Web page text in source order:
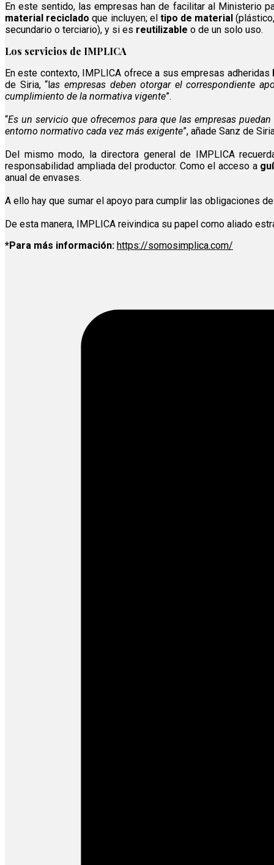
En este sentido, las empresas han de facilitar al Ministerio
material reciclado que incluyen; el tipo de material
secundario o terciario), y si es reutilizable o de un solo uso.
Los servicios de IMPLICA
En este contexto, IMPLICA ofrece a sus empresas adheridas
de Siria, “las empresas deben otorgar el correspondiente
cumplimiento de la normativa vigente”.
“Es un servicio que ofrecemos para que las empresas
entorno normativo cada vez más exigente”, añade Sanz de
Del mismo modo, la directora general de IMPLICA
responsabilidad ampliada del productor. Como el acceso a
anual de envases.
A ello hay que sumar el apoyo para cumplir las obligaciones
De esta manera, IMPLICA reivindica su papel como aliado
*Para más información: https://somosimplica.com/